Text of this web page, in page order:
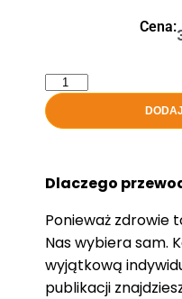
Cena:
Dlaczego
Ponieważ zdrowie
Nas wybiera sam.
wyjątkową
publikacji